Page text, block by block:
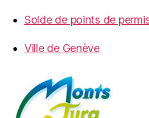
Solde de points de
Ville de Genève